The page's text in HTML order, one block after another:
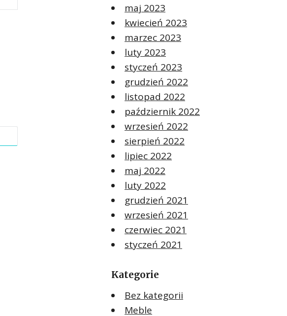
maj 2023
kwiecień 2023
marzec 2023
luty 2023
styczeń 2023
grudzień 2022
listopad 2022
październik 2022
wrzesień 2022
sierpień 2022
lipiec 2022
maj 2022
luty 2022
grudzień 2021
wrzesień 2021
czerwiec 2021
styczeń 2021
Kategorie
Bez kategorii
Meble